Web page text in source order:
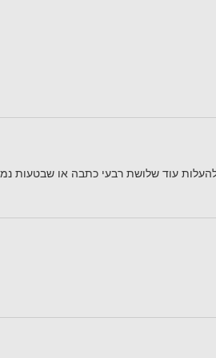
עוד שלושת רבעי כתבה או שבטעות